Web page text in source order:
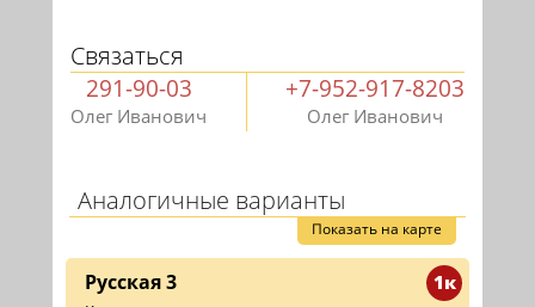
Связаться
291-90-03
Олег Иванович
+7-952-917-8203
Олег Иванович
Аналогичные варианты
Показать на карте
1к
Русская 3